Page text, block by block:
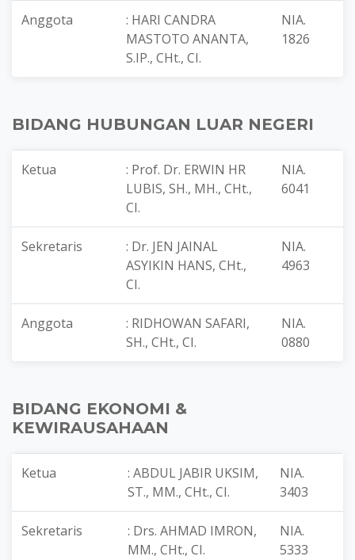
Anggota
: HARI CANDRA
MASTOTO ANANTA,
S.IP., CHt., CI.
NIA.
1826
BIDANG HUBUNGAN LUAR NEGERI
Ketua
: Prof. Dr. ERWIN HR
LUBIS, SH., MH., CHt.,
CI.
NIA.
6041
Sekretaris
: Dr. JEN JAINAL
ASYIKIN HANS, CHt.,
CI.
NIA.
4963
Anggota
: RIDHOWAN SAFARI,
SH., CHt., CI.
NIA.
0880
BIDANG EKONOMI &
KEWIRAUSAHAAN
Ketua
: ABDUL JABIR UKSIM,
ST., MM., CHt., CI.
NIA.
3403
Sekretaris
: Drs. AHMAD IMRON,
MM., CHt., CI.
NIA.
5333